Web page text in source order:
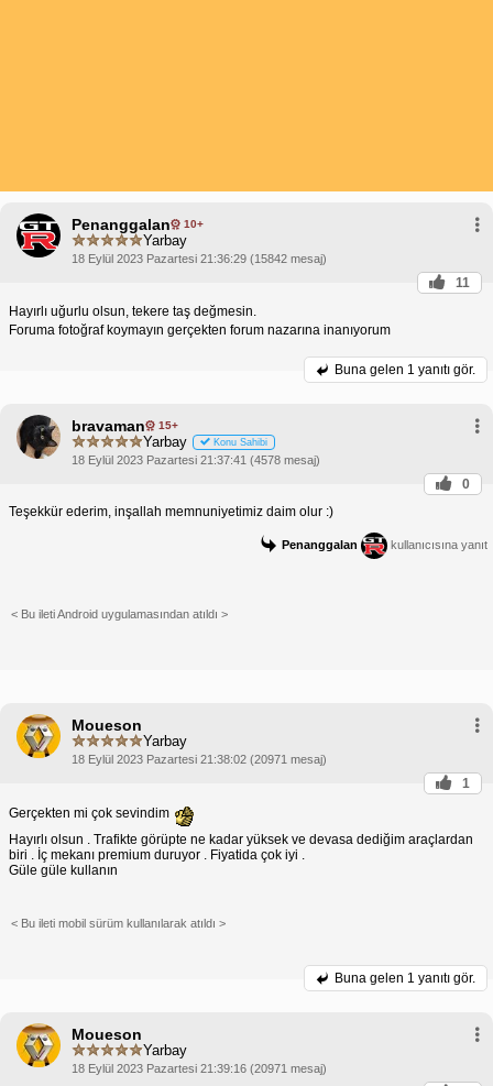
Penanggalan 10+
Yarbay
18 Eylül 2023 Pazartesi 21:36:29 (15842 mesaj)
11
Hayırlı uğurlu olsun, tekere taş değmesin.
Foruma fotoğraf koymayın gerçekten forum nazarına inanıyorum
Buna gelen 1 yanıtı gör.
bravaman 15+
Yarbay Konu Sahibi
18 Eylül 2023 Pazartesi 21:37:41 (4578 mesaj)
0
Teşekkür ederim, inşallah memnuniyetimiz daim olur :)
Penanggalan kullanıcısına yanıt
< Bu ileti Android uygulamasından atıldı >
Moueson
Yarbay
18 Eylül 2023 Pazartesi 21:38:02 (20971 mesaj)
1
Gerçekten mi çok sevindim
Hayırlı olsun . Trafikte görüpte ne kadar yüksek ve devasa dediğim araçlardan
biri . İç mekanı premium duruyor . Fiyatida çok iyi .
Güle güle kullanın
< Bu ileti mobil sürüm kullanılarak atıldı >
Buna gelen 1 yanıtı gör.
Moueson
Yarbay
18 Eylül 2023 Pazartesi 21:39:16 (20971 mesaj)